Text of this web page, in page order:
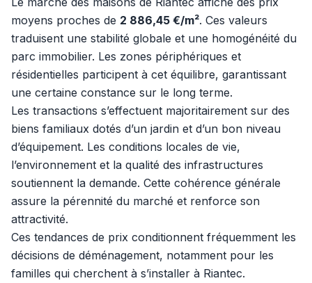
moyens proches de 2 886,45 €/m². Ces valeurs
traduisent une stabilité globale et une homogénéité du
parc immobilier. Les zones périphériques et
résidentielles participent à cet équilibre, garantissant
une certaine constance sur le long terme.
Les transactions s’effectuent majoritairement sur des
biens familiaux dotés d’un jardin et d’un bon niveau
d’équipement. Les conditions locales de vie,
l’environnement et la qualité des infrastructures
soutiennent la demande. Cette cohérence générale
assure la pérennité du marché et renforce son
attractivité.
Ces tendances de prix conditionnent fréquemment les
décisions de déménagement, notamment pour les
familles qui cherchent à s’installer à Riantec.